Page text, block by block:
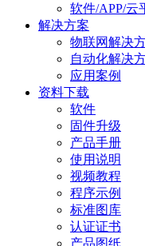
软件/APP/云
解决方案
物联网解决
自动化解决
应用案例
资料下载
软件
固件升级
产品手册
使用说明
视频教程
程序示例
标准图库
认证证书
产品图纸